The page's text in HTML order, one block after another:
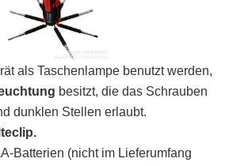
als Taschenlampe benutzt werden,
besitzt, die das Schrauben
dunklen Stellen erlaubt.
Batterien (nicht im Lieferumfang